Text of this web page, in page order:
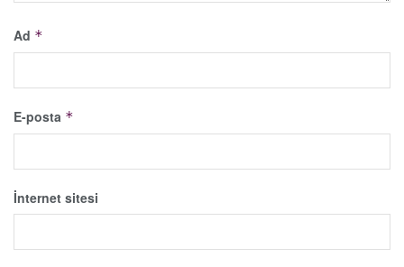
Ad *
E-posta *
İnternet sitesi